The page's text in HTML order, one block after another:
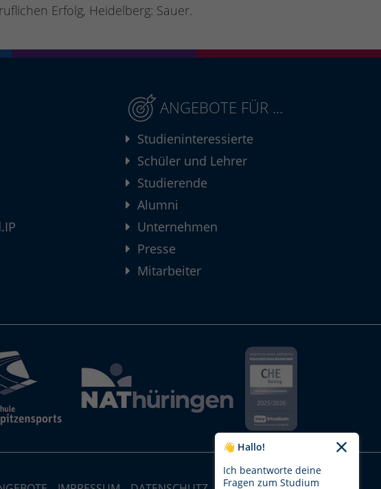
Erfolg, Heidelberg: Sauer.
ANGEBOTE FÜR ...
Studieninteressierte
Schüler und Lehrer
Studierende
Alumni
Unternehmen
Presse
Mitarbeiter
👋 Hallo!
Ich beantworte deine
Fragen zum Studium